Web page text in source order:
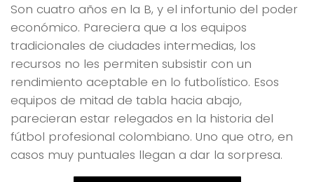
Son cuatro años en la B, y el infortunio del poder
económico. Pareciera que a los equipos
tradicionales de ciudades intermedias, los
recursos no les permiten subsistir con un
rendimiento aceptable en lo futbolístico. Esos
equipos de mitad de tabla hacia abajo,
parecieran estar relegados en la historia del
fútbol profesional colombiano. Uno que otro, en
casos muy puntuales llegan a dar la sorpresa.